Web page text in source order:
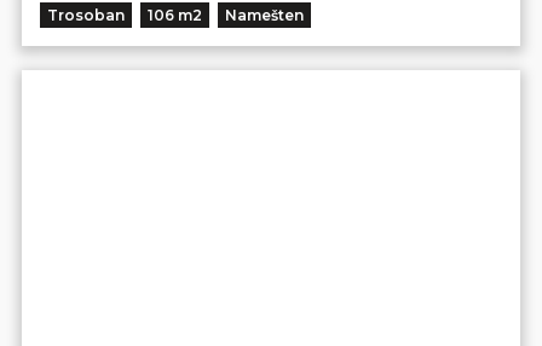
Trosoban 106 m2 Namešten